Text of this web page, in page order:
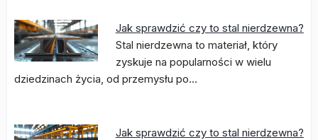
Jak sprawdzić czy to stal nierdzewna?
Stal nierdzewna to materiał, który
zyskuje na popularności w wielu
dziedzinach życia, od przemysłu po…
Jak sprawdzić czy to stal nierdzewna?